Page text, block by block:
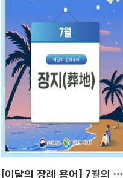
[이달의 장례 용어] 7월의 장례용어!(葬地)